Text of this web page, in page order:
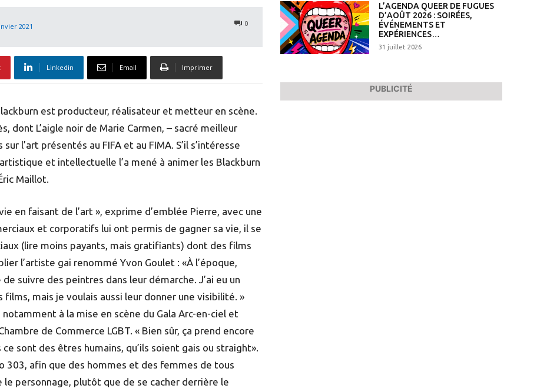
0
2021
Linkedin Email Imprimer
est producteur, réalisateur et metteur en scène.
dont L’aigle noir de Marie Carmen, – sacré meilleur
l’art présentés au FIFA et au FIMA. S’il s’intéresse
et intellectuelle l’a mené à animer les Blackburn
Maillot.
en faisant de l’art », exprime d’emblée Pierre, avec une
et corporatifs lui ont permis de gagner sa vie, il se
(lire moins payants, mais gratifiants) dont des films
l’artiste gai renommé Yvon Goulet : «À l’époque,
suivre des peintres dans leur démarche. J’ai eu un
mais je voulais aussi leur donner une visibilité. »
à la mise en scène du Gala Arc-en-ciel et
de Commerce LGBT. « Bien sûr, ça prend encore
sont des êtres humains, qu’ils soient gais ou straight».
303, afin que des hommes et des femmes de tous
personnage, plutôt que de se cacher derrière le
L’AGENDA QUEER DE FUGUES
D’AOÛT 2026 : SOIRÉES,
ÉVÉNEMENTS ET
EXPÉRIENCES…
31 juillet 2026
PUBLICITÉ